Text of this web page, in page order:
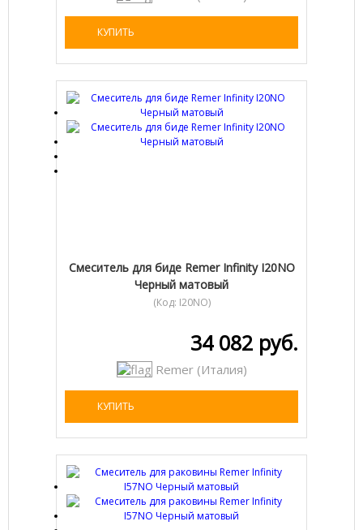
КУПИТЬ
Cмеситель для биде Remer Infinity I20NO
Черный матовый
(Код: I20NO)
34 082 руб.
Remer (Италия)
КУПИТЬ